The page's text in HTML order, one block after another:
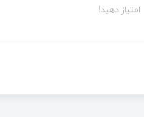
امتیاز دهید!